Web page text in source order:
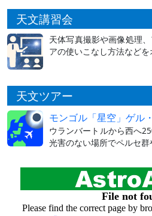
天文講習会
天体写真撮影や画像処理
アの使いこなし方法など
天文ツアー
モンゴル「星空」ゲル
ウランバートルから西へ
光害のない場所でペルセ